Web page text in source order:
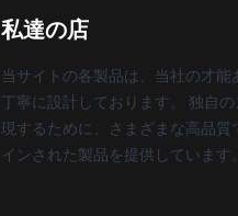
私達の店
当サイトの各製品は、当社の才能
丁寧に設計しております。 独自
現するために、さまざまな高品質
インされた製品を提供しています。